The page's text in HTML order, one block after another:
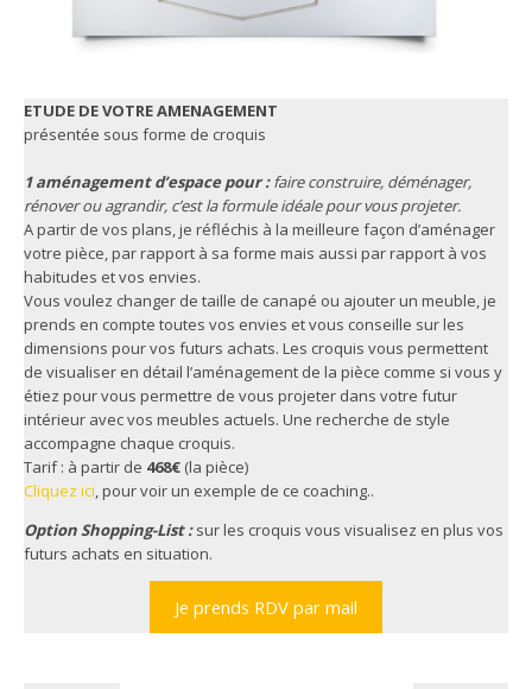
ETUDE DE VOTRE AMENAGEMENT
présentée sous forme de croquis
1 aménagement d’espace pour :faire construire, déménager,
rénover ou agrandir, c’est la formule idéale pour vous projeter.
A partir de vos plans, je réfléchis à la meilleure façon d’aménager
votre pièce, par rapport à sa forme mais aussi par rapport à vos
habitudes et vos envies.
Vous voulez changer de taille de canapé ou ajouter un meuble, je
prends en compte toutes vos envies et vous conseille sur les
dimensions pour vos futurs achats. Les croquis vous permettent
de visualiser en détail l’aménagement de la pièce comme si vous y
étiez pour vous permettre de vous projeter dans votre futur
intérieur avec vos meubles actuels. Une recherche de style
accompagne chaque croquis.
Tarif : à partir de 468€ (la pièce)
Cliquez ici, pour voir un exemple de ce coaching..
Option Shopping-List :sur les croquis vous visualisez en plus vos
futurs achats en situation.
Je prends RDV par mail